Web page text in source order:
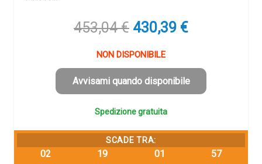
453,04€ Il
prezzo
originale
era:
453,04 €.
430,39 €Il
è:
430,39 €.
NON DISPONIBILE
Avvisami quando disponibile
Spedizione gratuita
SCADE TRA:
02 19 01 56